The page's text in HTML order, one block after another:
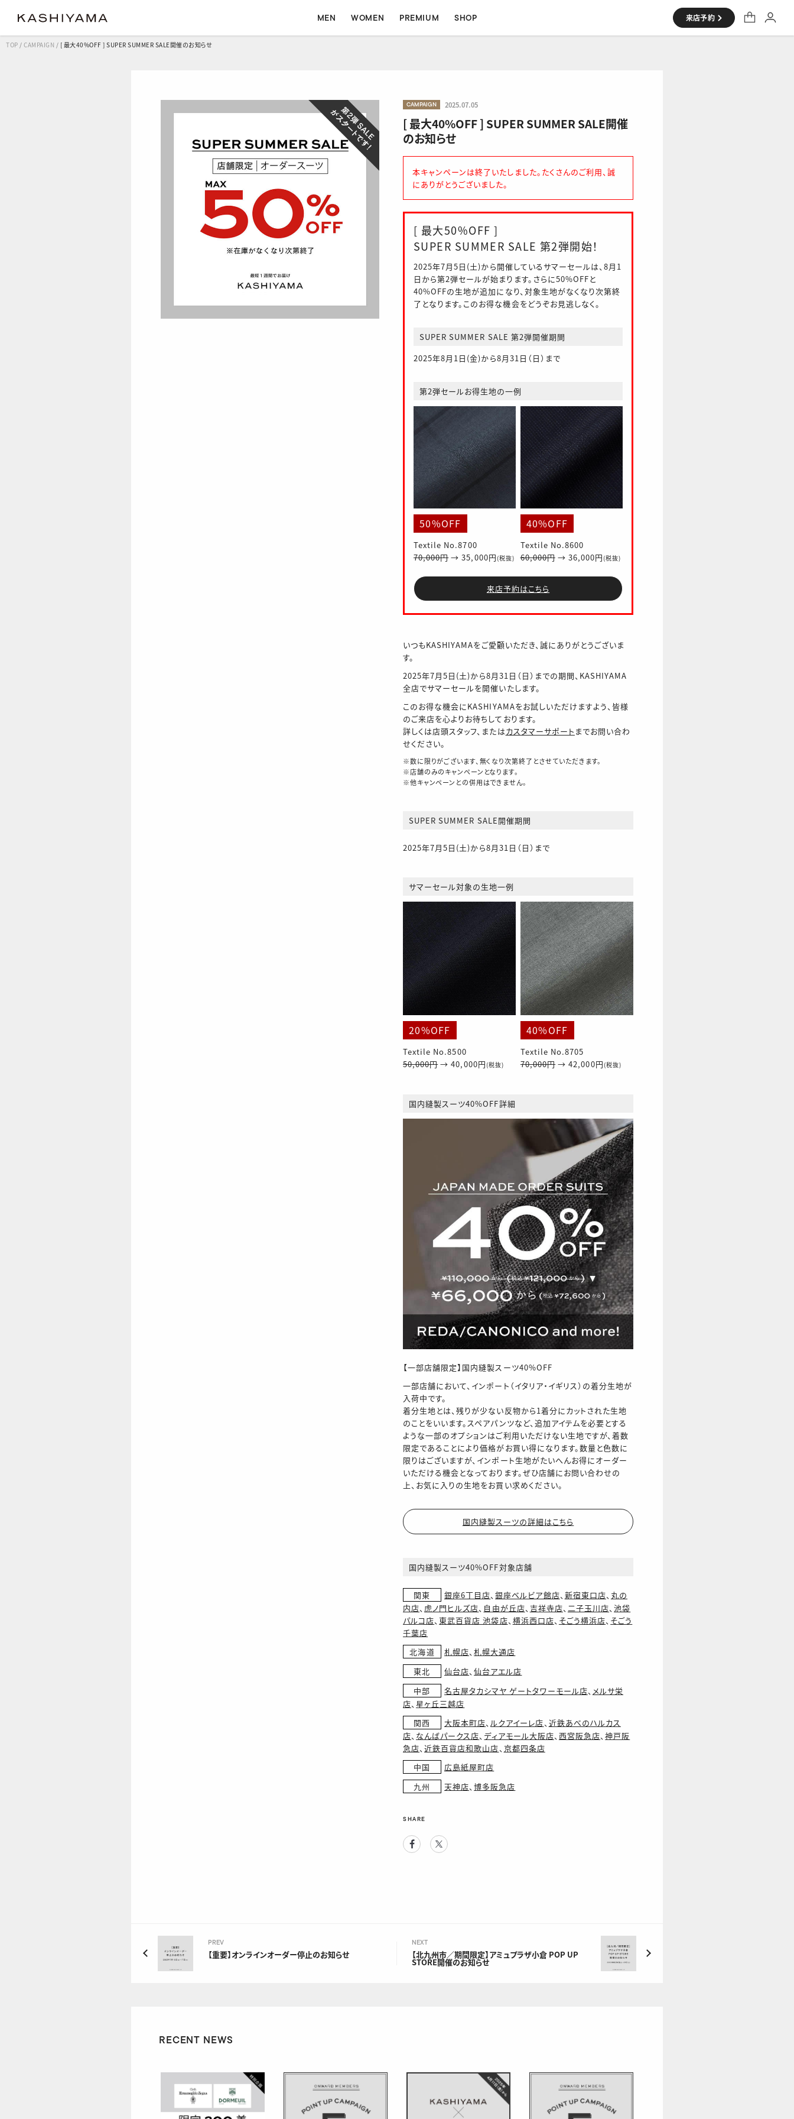
MEN
フォーマル イージー シャツ
WOMEN
コンフォート フォーマル シャツ
PREMIUM SHOP 来店予約
TOP / CAMPAIGN / [ 最大40%OFF ] SUPER SUMMER SALE開催のお知らせ
CAMPAIGN 2025.07.05
[ 最大40%OFF ] SUPER SUMMER SALE開催
のお知らせ
本キャンペーンは終了いたしました。たくさんのご利用、誠
にありがとうございました。
[ 最大50%OFF ]
SUPER SUMMER SALE 第2弾開始！
2025年7月5日(土)から開催しているサマーセールは、8月1
日から第2弾セールが始まります。さらに50%OFFと
40%OFFの生地が追加になり、対象生地がなくなり次第終
了となります。このお得な機会をどうぞお見逃しなく。
SUPER SUMMER SALE 第2弾開催期間
2025年8月1日(金)から8月31日（日）まで
第2弾セールお得生地の一例
50%OFF
Textile No.8700
70,000円→ 35,000円 (税抜)
40%OFF
Textile No.8600
60,000円→ 36,000円 (税抜)
来店予約はこちら
いつもKASHIYAMAをご愛顧いただき、誠にありがとうございま
す。
2025年7月5日(土)から8月31日（日）までの期間、KASHIYAMA
全店でサマーセールを開催いたします。
このお得な機会にKASHIYAMAをお試しいただけますよう、皆様
のご来店を心よりお待ちしております。
詳しくは店頭スタッフ、またはカスタマーサポート までお問い合わ
せください。
※数に限りがございます、無くなり次第終了とさせていただきます。
※店舗のみのキャンペーンとなります。
※他キャンペーンとの併用はできません。
SUPER SUMMER SALE開催期間
2025年7月5日(土)から8月31日（日）まで
サマーセール対象の生地一例
20%OFF
Textile No.8500
50,000円→ 40,000円 (税抜)
40%OFF
Textile No.8705
70,000円→ 42,000円 (税抜)
国内縫製スーツ40%OFF詳細
【一部店舗限定】国内縫製スーツ40%OFF
一部店舗において、インポート（イタリア・イギリス）の着分生地が
入荷中です。
着分生地とは、残りが少ない反物から1着分にカットされた生地
のことをいいます。スペアパンツなど、追加アイテムを必要とする
ような一部のオプションはご利用いただけない生地ですが、着数
限定であることにより価格がお買い得になります。数量と色数に
限りはございますが、インポート生地がたいへんお得にオーダー
いただける機会となっております。ぜひ店舗にお問い合わせの
上、お気に入りの生地をお買い求めください。
国内縫製スーツの詳細はこちら
国内縫製スーツ40%OFF対象店舗
関東 銀座6丁目店、銀座ベルビア館店、 新宿東口店、 丸の
内店、 虎ノ門ヒルズ店、 自由が丘店、 吉祥寺店、 二子玉川店、池袋
パルコ店、東武百貨店 池袋店、 横浜西口店、 そごう横浜店、 そごう
千葉店
北海道
札幌店、札幌大通店
東北
仙台店、仙台アエル店
中部
名古屋タカシマヤ ゲートタワーモール店、 メルサ栄
店、星ヶ丘三越店
関西
大阪本町店、 ルクアイーレ店、 近鉄あべのハルカス
店、 なんばパークス店、 ディアモール大阪店、 西宮阪急店、神戸阪
急店、近鉄百貨店和歌山店、 京都四条店
中国
広島紙屋町店
九州
天神店、博多阪急店
SHARE
Facebook
PREV
【重要】オンラインオーダー停止のお知らせ
NEXT
【北九州市／期間限定】アミュプラザ小倉 POP UP
STORE開催のお知らせ
RECENT NEWS